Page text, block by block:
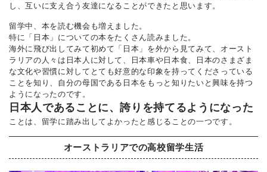
し、互いに支え合う友達になることができたと思います。
留学中、本を読む機会も増えました。
特に「日本」についての本をたくさん読みました。
海外に飛び出してみて初めて「日本」を外から見てみて、オースト
ラリアの人々は日本人に対して、日本車や日本食、日本のさまざま
な文化や習慣に対してとても好意的な印象を持ってくださっている
ことを知り、自分の母国である日本をもっと知りたいと興味を持つ
ようになったのです。
日本人であることに、誇りを持てるようになった
ことは、留学に踏み出してよかったと感じることの一つです。
オーストラリアでの高校留学生活